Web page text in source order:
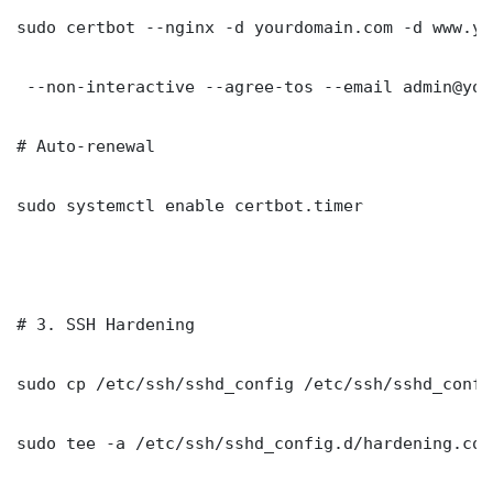
sudo certbot --nginx -d yourdomain.com -d
--non-interactive --agree-tos --email
# Auto-renewal
sudo systemctl enable certbot.timer
# 3. SSH Hardening
sudo cp /etc/ssh/sshd_config /etc/ssh/
sudo tee -a /etc/ssh/sshd_config.d/